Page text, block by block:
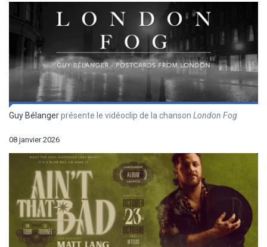
Guy Bélangerprésente le vidéoclip de la chanson London Fog
08 janvier 2026